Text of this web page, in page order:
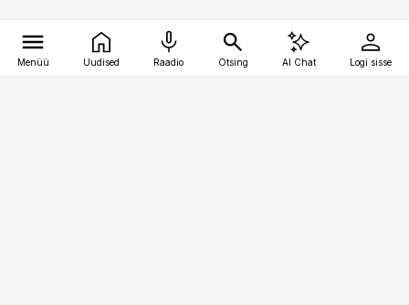
Menüü Uudised Raadio Otsing AI Chat Logi sisse